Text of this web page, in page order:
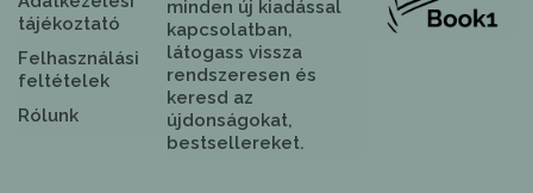
tájékoztató
Felhasználási
feltételek
Rólunk
minden új kiadással
kapcsolatban,
látogass vissza
rendszeresen és
keresd az
újdonságokat,
bestsellereket.